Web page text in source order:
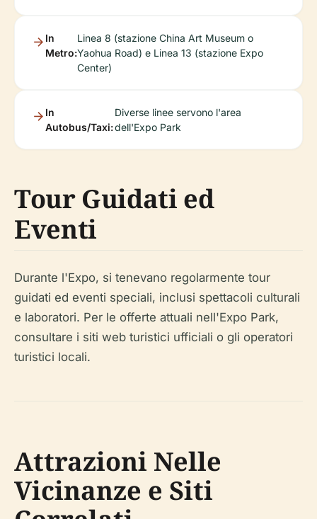
In
Metro:
Linea 8 (stazione China Art Museum o
Yaohua Road) e Linea 13 (stazione Expo
Center)
In
Autobus/Taxi:
Diverse linee servono l'area
dell'Expo Park
Tour Guidati ed
Eventi
Durante l'Expo, si tenevano regolarmente tour
guidati ed eventi speciali, inclusi spettacoli culturali
e laboratori. Per le offerte attuali nell'Expo Park,
consultare i siti web turistici ufficiali o gli operatori
turistici locali.
Attrazioni Nelle
Vicinanze e Siti